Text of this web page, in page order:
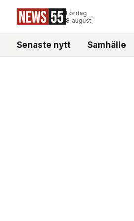
Lördag
8 augusti
Senaste nytt Samhälle